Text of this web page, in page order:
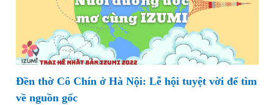
Đền thờ Cô Chín ở Hà Nội: Lễ hội tuyệt vời để tìm
về nguồn gốc